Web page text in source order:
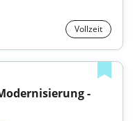
Vollzeit
-